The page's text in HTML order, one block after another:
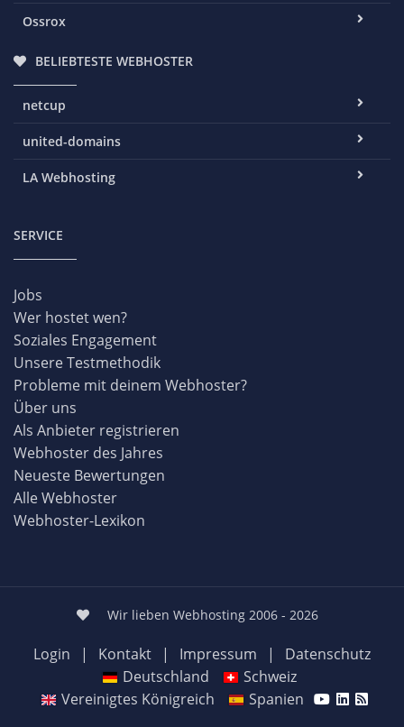
Ossrox
BELIEBTESTE WEBHOSTER
netcup
united-domains
LA Webhosting
SERVICE
Jobs
Wer hostet wen?
Soziales Engagement
Unsere Testmethodik
Probleme mit deinem Webhoster?
Über uns
Als Anbieter registrieren
Webhoster des Jahres
Neueste Bewertungen
Alle Webhoster
Webhoster-Lexikon
Wir lieben Webhosting 2006 - 2026
Login | Kontakt | Impressum |
Datenschutz
Deutschland
Schweiz
Vereinigtes Königreich
Spanien